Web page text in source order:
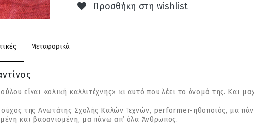
Προσθήκη στη wishlist
Μεταφορικά
είναι «ολική καλλιτέχνης» κι αυτό που λέει το όνομά της. Και
της Ανωτάτης Σχολής Καλών Τεχνών, performer-ηθοποιός, μα
και βασανισμένη, μα πάνω απ’ όλα Άνθρωπος.